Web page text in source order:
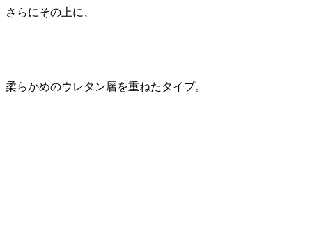
さらにその上に、
柔らかめのウレタン層を重ねたタイプ。